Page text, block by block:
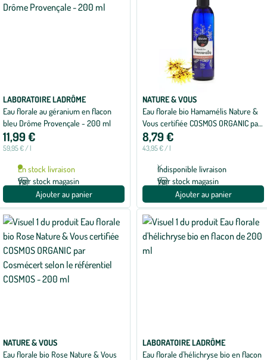
LABORATOIRE LADRÔME
Eau florale au géranium en flacon
bleu Drôme Provençale - 200 ml
11,99 €
59,95 € / l
En stock livraison
Voir stock magasin
Ajouter au panier
NATURE & VOUS
Eau florale bio Hamamélis Nature &
Vous certifiée COSMOS ORGANIC par
Cosmécert selon le référentiel
COSMOS - 200 ml
8,79 €
43,95 € / l
Indisponible livraison
Voir stock magasin
Ajouter au panier
NATURE & VOUS
Eau florale bio Rose Nature & Vous
LABORATOIRE LADRÔME
Eau florale d'hélichryse bio en flacon